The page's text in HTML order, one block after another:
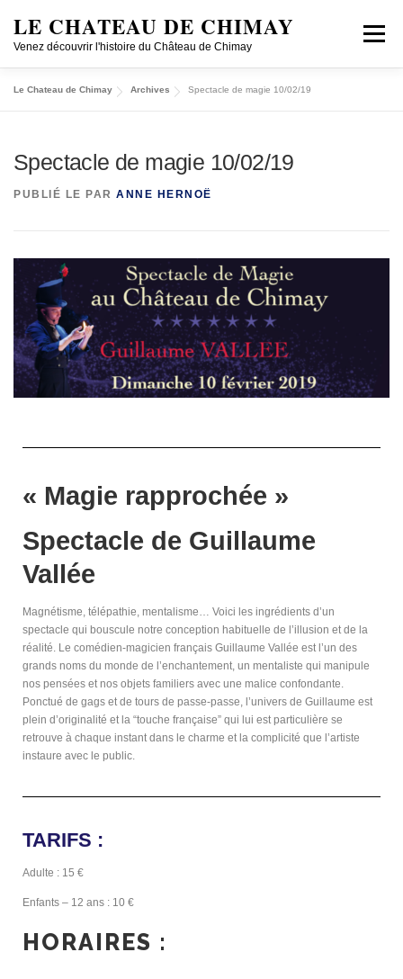
LE CHATEAU DE CHIMAY
Venez découvrir l'histoire du Château de Chimay
Menu
VISITER EN GROUPE
CONCERTS/CONFÉRENCES HISTOIRE
Le Chateau de Chimay Archives Spectacle de magie 10/02/19
Spectacle de magie 10/02/19
PUBLIÉ LE PAR ANNE HERNOË
« Magie rapprochée »
Spectacle de Guillaume
Vallée
Magnétisme, télépathie, mentalisme… Voici les ingrédients d’un
spectacle qui bouscule notre conception habituelle de l’illusion et de la
réalité. Le comédien-magicien français Guillaume Vallée est l’un des
grands noms du monde de l’enchantement, un mentaliste qui manipule
nos pensées et nos objets familiers avec une malice confondante.
Ponctué de gags et de tours de passe-passe, l’univers de Guillaume est
plein d’originalité et la “touche française” qui lui est particulière se
retrouve à chaque instant dans le charme et la complicité que l’artiste
instaure avec le public.
TARIFS :
Adulte : 15 €
Enfants – 12 ans : 10 €
HORAIRES :